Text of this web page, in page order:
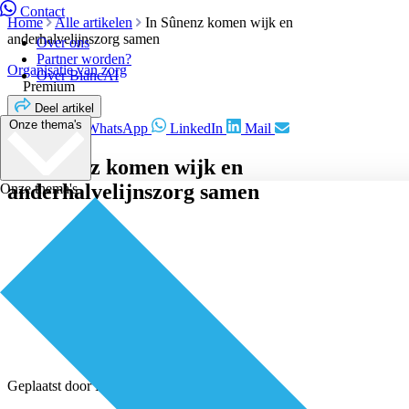
Contact
Over ons
Partner worden?
Over BiancAI
Onze thema's
Onze thema's
Home Alle artikelen
In Sûnenz komen wijk en
anderhalvelijnszorg samen
Organisatie van zorg
Premium
Deel artikel
Facebook WhatsApp LinkedIn Mail
In Sûnenz komen wijk en
anderhalvelijnszorg samen
Geplaatst doorRedactie